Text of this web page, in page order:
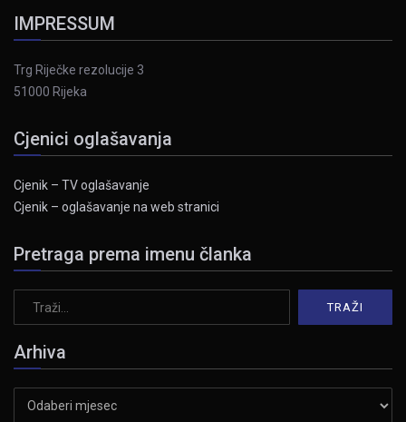
IMPRESSUM
Trg Riječke rezolucije 3
51000 Rijeka
Cjenici oglašavanja
Cjenik – TV oglašavanje
Cjenik – oglašavanje na web stranici
Pretraga prema imenu članka
Arhiva